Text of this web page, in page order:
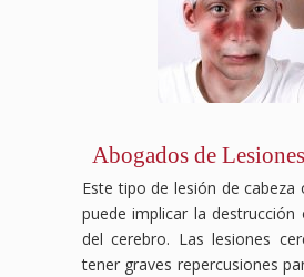
Abogados de
Este tipo de lesión de cabeza
puede implicar la destrucción
del cerebro. Las lesiones
tener graves repercusiones